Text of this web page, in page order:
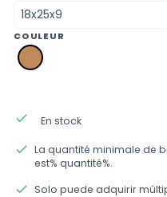
COULEUR
pk
kraft
done En stock
done La quantité minimale de
est% quantité%.
done Solo puede adquirir